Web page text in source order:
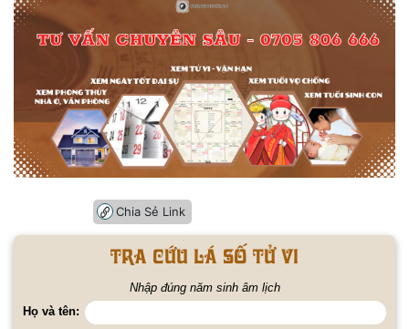
Chia Sẻ Link
Tra cứu lá số tử vi
Nhập đúng năm sinh âm lịch
Họ và tên: